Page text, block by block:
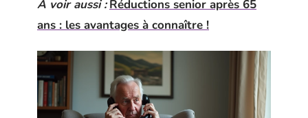
A voir aussi : Réductions senior après 65
ans : les avantages à connaître !